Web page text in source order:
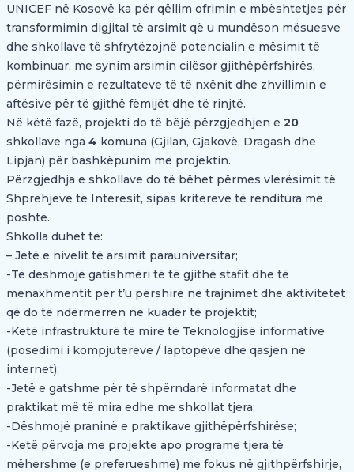
UNICEF në Kosovë ka për qëllim ofrimin e mbështetjes për
transformimin digjital të arsimit që u mundëson mësuesve
dhe shkollave të shfrytëzojnë potencialin e mësimit të
kombinuar, me synim arsimin cilësor gjithëpërfshirës,
përmirësimin e rezultateve të të nxënit dhe zhvillimin e
aftësive për të gjithë fëmijët dhe të rinjtë.
Në këtë fazë, projekti do të bëjë përzgjedhjen e 20
shkollave nga 4 komuna (Gjilan, Gjakovë, Dragash dhe
Lipjan) për bashkëpunim me projektin.
Përzgjedhja e shkollave do të bëhet përmes vlerësimit të
Shprehjeve të Interesit, sipas kritereve të renditura më
poshtë.
Shkolla duhet të:
– Jetë e nivelit të arsimit parauniversitar;
-Të dëshmojë gatishmëri të të gjithë stafit dhe të
menaxhmentit për t’u përshirë në trajnimet dhe aktivitetet
që do të ndërmerren në kuadër të projektit;
-Ketë infrastrukturë të mirë të Teknologjisë informative
(posedimi i kompjuterëve / laptopëve dhe qasjen në
internet);
-Jetë e gatshme për të shpërndarë informatat dhe
praktikat më të mira edhe me shkollat tjera;
-Dëshmojë praninë e praktikave gjithëpërfshirëse;
-Ketë përvoja me projekte apo programe tjera të
mëhershme (e preferueshme) me fokus në gjithpërfshirje,